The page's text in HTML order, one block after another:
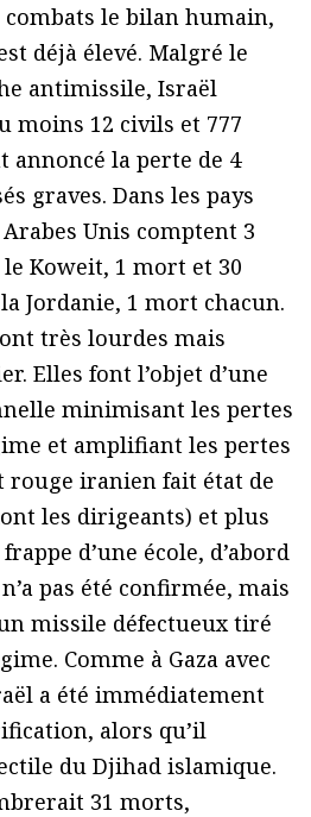
combats le bilan humain,
déjà élevé. Malgré le
antimissile, Israël
moins 12 civils et 777
annoncé la perte de 4
graves. Dans les pays
Unis comptent 3
le Koweit, 1 mort et 30
Jordanie, 1 mort chacun.
très lourdes mais
Elles font l’objet d’une
minimisant les pertes
et amplifiant les pertes
rouge iranien fait état de
les dirigeants) et plus
d’une école, d’abord
pas été confirmée, mais
missile défectueux tiré
Comme à Gaza avec
a été immédiatement
alors qu’il
du Djihad islamique.
31 morts,